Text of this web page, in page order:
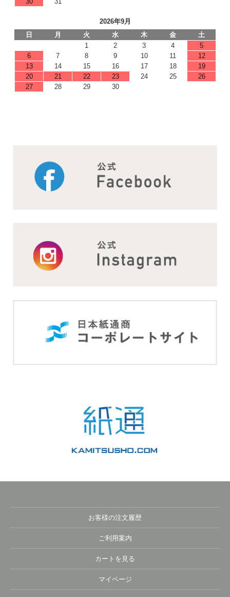
2026年9月
日
月 火 水 木 金
土
1
2 3 4
5
6
7 8 9 10 11
12
13
14 15 16 17 18
19
20
21 22 23 24 25
26
27
28 29 30
お客様の注文履歴
ご利用案内
カートを見る
マイページ